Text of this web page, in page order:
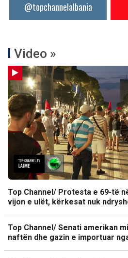
@topchannelalbania
Video »
Top Channel/ Protesta e 69-të
vijon e ulët, kërkesat nuk
Top Channel/ Senati amerikan
naftën dhe gazin e importuar